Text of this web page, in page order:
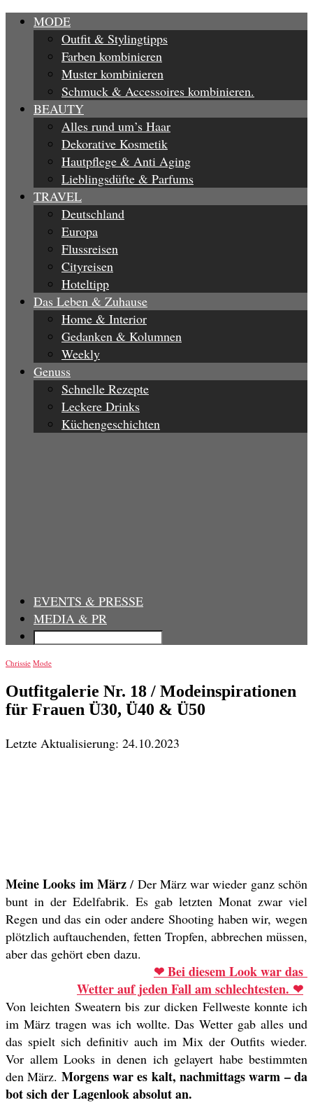
MODE
Outfit & Stylingtipps
Farben kombinieren
Muster kombinieren
Schmuck & Accessoires kombinieren.
BEAUTY
Alles rund um’s Haar
Dekorative Kosmetik
Hautpflege & Anti Aging
Lieblingsdüfte & Parfums
TRAVEL
Deutschland
Europa
Flussreisen
Cityreisen
Hoteltipp
Das Leben & Zuhause
Home & Interior
Gedanken & Kolumnen
Weekly
Genuss
Schnelle Rezepte
Leckere Drinks
Küchengeschichten
EVENTS & PRESSE
MEDIA & PR
Chrissie Mode
Outfitgalerie Nr. 18 / Modeinspirationen
für Frauen Ü30, Ü40 & Ü50
Letzte Aktualisierung: 24.10.2023
Meine Looks im März/ Der März war wieder ganz schön
bunt in der Edelfabrik. Es gab letzten Monat zwar viel
Regen und das ein oder andere Shooting haben wir, wegen
plötzlich auftauchenden, fetten Tropfen, abbrechen müssen,
aber das gehört eben dazu.
❤ Bei diesem Look war das
Wetter auf jeden Fall am schlechtesten. ❤
Von leichten Sweatern bis zur dicken Fellweste konnte ich
im März tragen was ich wollte. Das Wetter gab alles und
das spielt sich definitiv auch im Mix der Outfits wieder.
Vor allem Looks in denen ich gelayert habe bestimmten
den März. Morgens war es kalt, nachmittags warm – da
bot sich der Lagenlook absolut an.